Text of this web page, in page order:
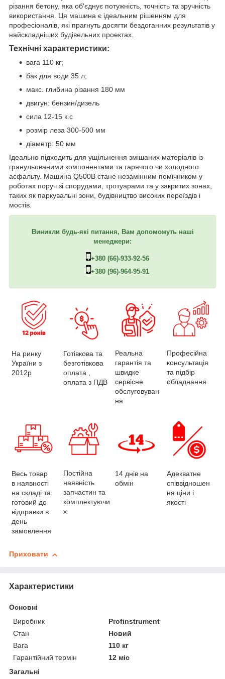
різання бетону, яка об'єднує потужність, точність та зручність
використання. Ця машина є ідеальним рішенням для
професіоналів, які прагнуть досягти бездоганних результатів у
найскладніших будівельних проектах.
Технічні характеристики:
вага 110 кг;
бак для води 35 л;
макс. глибина різання 180 мм
двигун: бензин/дизель
сила 12-15 к.с
розмір леза 300-500 мм
діаметр: 50 мм
Ідеально підходить для ущільнення змішаних матеріалів із
гранульованими компонентами та гарячого чи холодного
асфальту. Машина Q500B стане незамінним помічником у
роботах поруч зі спорудами, тротуарами та у закритих зонах,
таких як паркувальні зони, будівництво високих переїздів і
мостів.
Виникли будь-які питання, Вам допоможуть наші
менеджери:
+380 (66)-933-92-56
+380 (96)-964-95-91
На ринку
України з
2012р
Готівкова та
безготівкова
оплата ,
оплата з ПДВ
Реальна
гарантія та
швидке
сервісне
обслуговуван
ня
Професійна
консультація
та підбір
обладнання
Весь товар
в наявності
на складі та
готовий до
відправки в
день
замовлення
Постійна
наявність
запчастин та
комплектуючи
х
14 днів на
обмін
Адекватне
співвідношен
ня ціни і
якості
Приховати
Характеристики
Основні
Виробник
Profinstrument
Стан
Новий
Вага
110 кг
Гарантійний термін
12 міс
Загальні